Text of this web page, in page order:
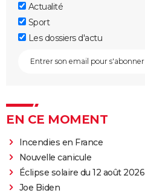
Actualité
Sport
Les dossiers d'actu
EN CE MOMENT
Incendies en France
Nouvelle canicule
Éclipse solaire du 12 août 2026
Joe Biden